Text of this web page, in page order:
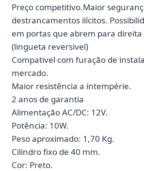
Preço competitivo.Maior
destrancamentos ilícitos.
em portas que abrem para
(lingueta reversivel)
Compativel com furação de
mercado.
Maior resistência a intempérie.
2 anos de garantia
Alimentação AC/DC: 12V.
Potência: 10W.
Peso aproximado: 1,70 Kg.
Cilindro fixo de 40 mm.
Cor: Preto.